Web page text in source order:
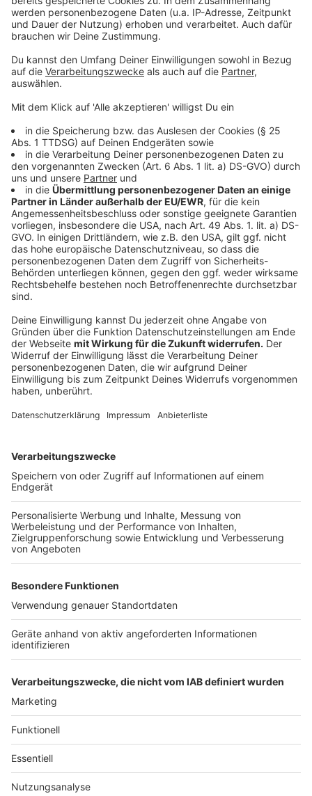
strengen Regeln für private Kontakte - maximal fünf
Personen aus maximal zwei Hausständen - gelockert
werden. Vom 24. bis zum 26. Dezember sind demnach
zulässig: Treffen mit vier über den eigenen Hausstand
hinausgehende Personen zuzüglich Kinder im Alter bis
Ehegatten, Lebenspartner und Partner einer
nichtehelichen Lebensgemeinschaft sowie Verwandte
in gerader Linie, Geschwister, Geschwisterkinder und
deren jeweiligen Haushaltsangehörige, auch wenn dies
mehr als zwei Hausstände oder fünf Personen über 14
Jahre bedeutet.
Anzeige
Kitas und Schulen werden geschlossen oder
eingeschränkt betrieben
Neun Monate nach dem ersten Corona-Lockdown an
Kitas und Schulen sollen die meisten Einrichtungen nun
ebenfalls überall in Deutschland geschlossen oder nur
noch eingeschränkt betrieben werden. Merkel und die
dreieinhalb Wochen zu Hause bleiben sollen.
Anzeige
Silvester und Neujahr wird still
An Silvester und Neujahr wird in Deutschland
angesichts der sich ausbreitenden Corona-Pandemie
ein bundesweites An- und Versammlungsverbot
gelten. Zudem werde der Verkauf von Feuerwerk vor
Silvester grundsätzlich verboten.
Anzeige